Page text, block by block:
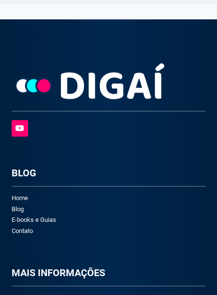
BLOG
Home
Blog
E-books e Guias
Contato
MAIS INFORMAÇÕES